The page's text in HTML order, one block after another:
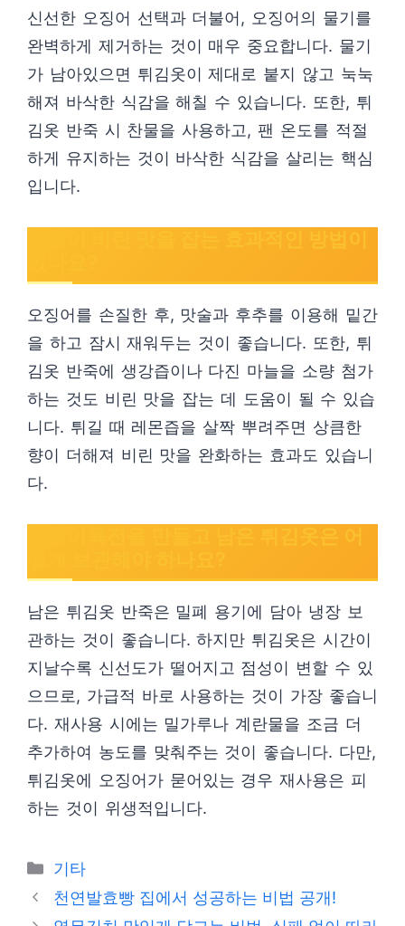
신선한 오징어 선택과 더불어, 오징어의 물기를
완벽하게 제거하는 것이 매우 중요합니다. 물기
가 남아있으면 튀김옷이 제대로 붙지 않고 눅눅
해져 바삭한 식감을 해칠 수 있습니다. 또한, 튀
김옷 반죽 시 찬물을 사용하고, 팬 온도를 적절
하게 유지하는 것이 바삭한 식감을 살리는 핵심
입니다.
오징어를 손질한 후, 맛술과 후추를 이용해 밑간
을 하고 잠시 재워두는 것이 좋습니다. 또한, 튀
김옷 반죽에 생강즙이나 다진 마늘을 소량 첨가
하는 것도 비린 맛을 잡는 데 도움이 될 수 있습
니다. 튀길 때 레몬즙을 살짝 뿌려주면 상큼한
향이 더해져 비린 맛을 완화하는 효과도 있습니
다.
남은 튀김옷 반죽은 밀폐 용기에 담아 냉장 보
관하는 것이 좋습니다. 하지만 튀김옷은 시간이
지날수록 신선도가 떨어지고 점성이 변할 수 있
으므로, 가급적 바로 사용하는 것이 가장 좋습니
다. 재사용 시에는 밀가루나 계란물을 조금 더
추가하여 농도를 맞춰주는 것이 좋습니다. 다만,
튀김옷에 오징어가 묻어있는 경우 재사용은 피
하는 것이 위생적입니다.
Categories
기타
천연발효빵 집에서 성공하는 비법 공개!